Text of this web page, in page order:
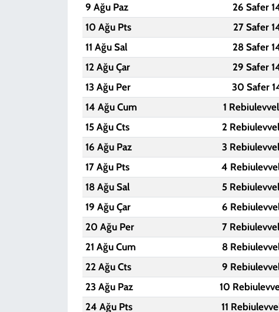
9 Ağu Paz
26 Safer
10 Ağu Pts
27 Safer
11 Ağu Sal
28 Safer
12 Ağu Çar
29 Safer
13 Ağu Per
30 Safer
14 Ağu Cum
1
15 Ağu Cts
2
16 Ağu Paz
3
17 Ağu Pts
4
18 Ağu Sal
5
19 Ağu Çar
6
20 Ağu Per
7
21 Ağu Cum
8
22 Ağu Cts
9
23 Ağu Paz
10
24 Ağu Pts
11